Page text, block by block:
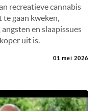
recreatieve cannabis
gaan kweken,
en slaapissues
uit is.
01 mei 2026